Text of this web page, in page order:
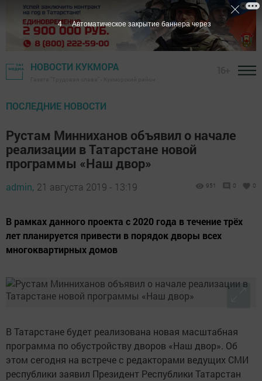
НОВОСТИ КУКМОРА
ПОСЛЕДНИЕ НОВОСТИ
Рустам Минниханов объявил о начале
реализации в Татарстане новой
программы «Наш двор»
admin, 21 августа 2019 - 13:19 951 0 0
В рамках данного проекта с 2020 года в течение трёх
лет планируется привести в порядок дворы всех
многоквартирных домов
В Татарстане будет реализована новая масштабная
программа по обустройству дворов «Наш двор». Об
этом сегодня на встрече с редакторами ведущих СМИ
республики заявил Президент Республики Татарстан
3 Автоматическое закрытие баннера через